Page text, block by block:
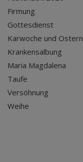
Firmung
Gottesdienst
Karwoche und Ostern
Krankensalbung
Maria Magdalena
Taufe
Versöhnung
Weihe